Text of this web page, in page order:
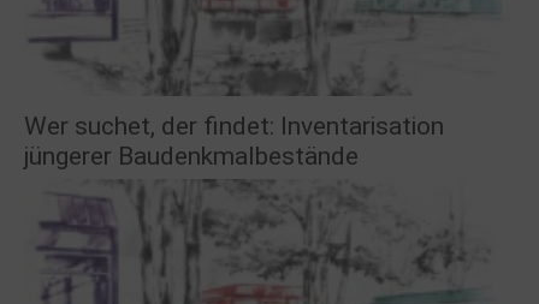
Wer suchet, der findet: Inventarisation
jüngerer Baudenkmalbestände